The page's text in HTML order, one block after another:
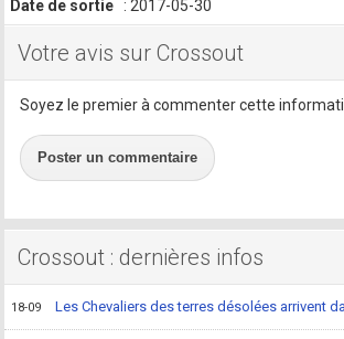
Date de sortie
: 2017-05-30
Votre avis sur Crossout
Soyez le premier à commenter cette
Poster un commentaire
Crossout : dernières infos
18-09 Les Chevaliers des terres désolées arrivent